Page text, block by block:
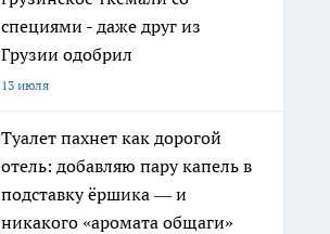
специями - даже друг из
Грузии одобрил
13 июля
Туалет пахнет как дорогой
отель: добавляю пару капель в
подставку ёршика — и
никакого «аромата общаги»